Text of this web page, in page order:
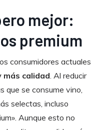
mejor:
premium
consumidores actuales
más calidad . Al reducir
que se consume vino,
selectas, incluso
Aunque esto no